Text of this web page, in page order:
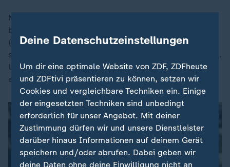
Noch immer werden 17 Verletzte im Krankenhaus
behandelt. Fünf von ihnen befanden sich am Mittag
(Ortszeit) in kritischem Zustand, vier davon waren
stabil, wie die lokalen Gesundheitsbehörden mitteilten.
Unklar blieb, ob der überlebende Attentäter dabei
eingerechnet wurde.
Deine Datenschutzeinstellungen
Um dir eine optimale Website von ZDF, ZDFheute
und ZDFtivi präsentieren zu können, setzen wir
Cookies und vergleichbare Techniken ein. Einige
der eingesetzten Techniken sind unbedingt
erforderlich für unser Angebot. Mit deiner
Zustimmung dürfen wir und unsere Dienstleister
darüber hinaus Informationen auf deinem Gerät
speichern und/oder abrufen. Dabei geben wir
deine Daten ohne deine Einwilligung nicht an